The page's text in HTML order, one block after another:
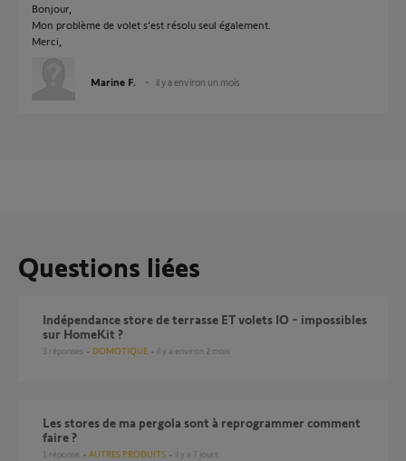
Bonjour,
Mon problème de volet s’est résolu seul également.
Merci,
Marine F. il y a environ un mois
Questions liées
Indépendance store de terrasse ET volets IO - impossibles
sur HomeKit ?
3 réponses DOMOTIQUE il y a environ 2 mois
les stores de ma pergola sont à reprogrammer comment
faire ?
1 réponse AUTRES PRODUITS il y a 7 jours